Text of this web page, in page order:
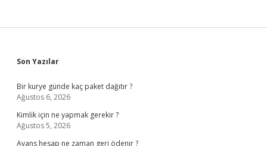
Sidebar
Son Yazılar
Bir kurye günde kaç paket dağıtır ?
Ağustos 6, 2026
Kimlik için ne yapmak gerekir ?
Ağustos 5, 2026
Avans hesap ne zaman geri ödenir ?